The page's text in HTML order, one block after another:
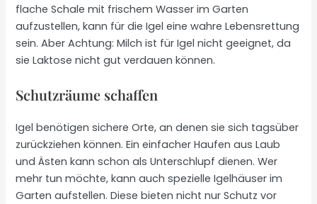
flache Schale mit frischem Wasser im Garten
aufzustellen, kann für die Igel eine wahre Lebensrettung
sein. Aber Achtung: Milch ist für Igel nicht geeignet, da
sie Laktose nicht gut verdauen können.
Schutzräume schaffen
Igel benötigen sichere Orte, an denen sie sich tagsüber
zurückziehen können. Ein einfacher Haufen aus Laub
und Ästen kann schon als Unterschlupf dienen. Wer
mehr tun möchte, kann auch spezielle Igelhäuser im
Garten aufstellen. Diese bieten nicht nur Schutz vor